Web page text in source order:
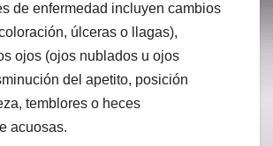
de enfermedad incluyen cambios
úlceras o llagas),
ojos (ojos nublados u ojos
del apetito, posición
temblores o heces
acuosas.